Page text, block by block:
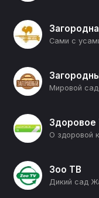
Сами с
Мировой
Здоровое
Зоо ТВ
Дикий сад